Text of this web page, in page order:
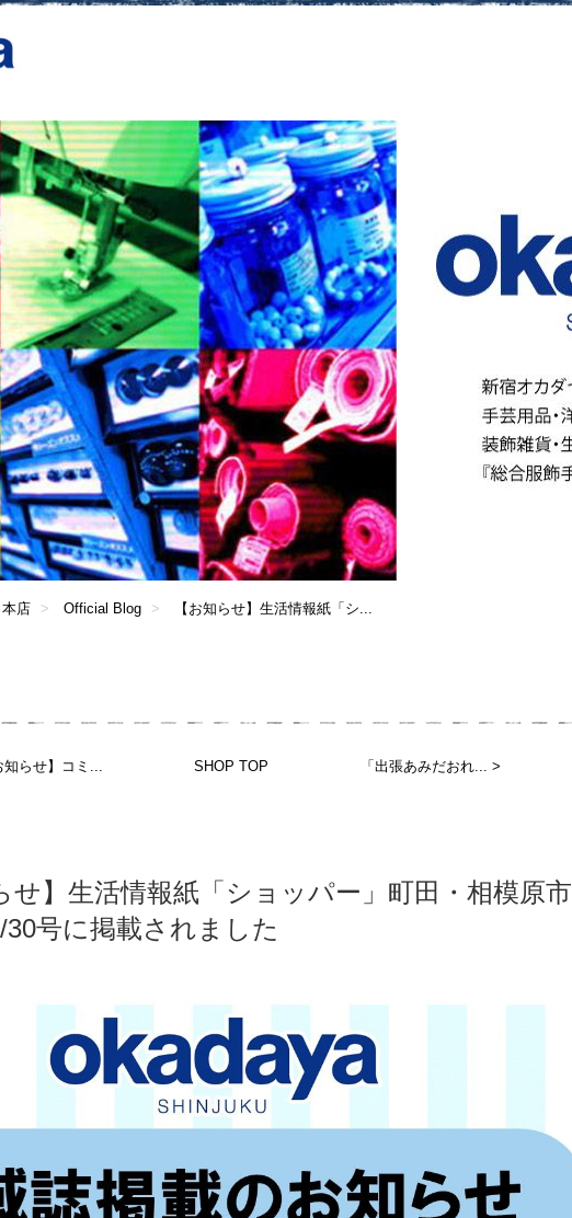
店 Official Blog 【お知らせ】生活情報紙「シ...
知らせ】コミ... SHOP TOP 「出張あみだおれ... >
せ】生活情報紙「ショッパー」町田・相模原市
30号に掲載されました